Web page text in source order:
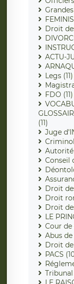
Droit
ACTU-
Legs (11)
FDO (11)
(11)
Juge
Autorité
Conseil
Droit
Droit
Droit
LE
Cour de
Abus
Droit
PACS